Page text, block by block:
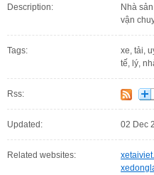
Description:
Nhà
vận
Tags:
xe, tải,
tế, lý,
Rss:
Updated: 02 Dec
Related websites: